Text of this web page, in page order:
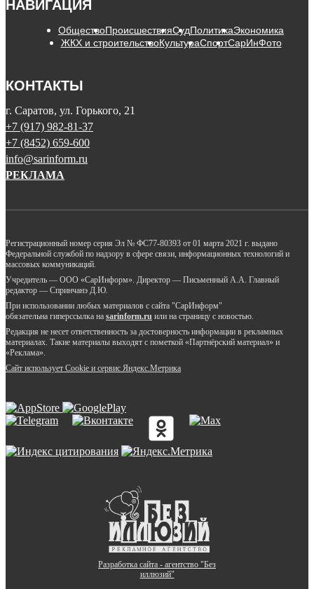
НАВИГАЦИЯ
ОбществоПроисшествияСудПолитикаЭкономика
ЖКХ и строительствоКультураСпортСарИнФото
КОНТАКТЫ
г. Саратов, ул. Горького, 21
+7 (917) 982-81-37
+7 (8452) 659-600
info@sarinform.ru
РЕКЛАМА
Регистрационный номер серия Эл № ФС77-80393 от 01 марта 2021 г. выдано
Федеральной службой по надзору в сфере связи, информационных технологий и
массовых коммуникаций.
Учредитель — ООО «СарИнформ». Директор — Письменный А.А. Главный
редактор — Спринчанэ Д.Ю.
При использовании любых материалов с сайта "СарИнформ"
обязательна гиперссылка на sarinform.ru или на страницу с новостью.
Редакция не несет ответственность за достоверность информации в рекламных
материалах. Такие материалы выходят с пометкой «Партнёрский материал» и
«Реклама».
Сайт использует Cookie и сервиc Яндекс.Метрика
Разработка сайта - агентство "Без
иллюзий"